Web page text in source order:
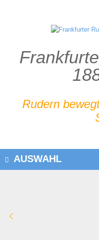
Rudern
AUSWAHL